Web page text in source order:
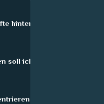
hinter meiner
soll ich hier
um zu